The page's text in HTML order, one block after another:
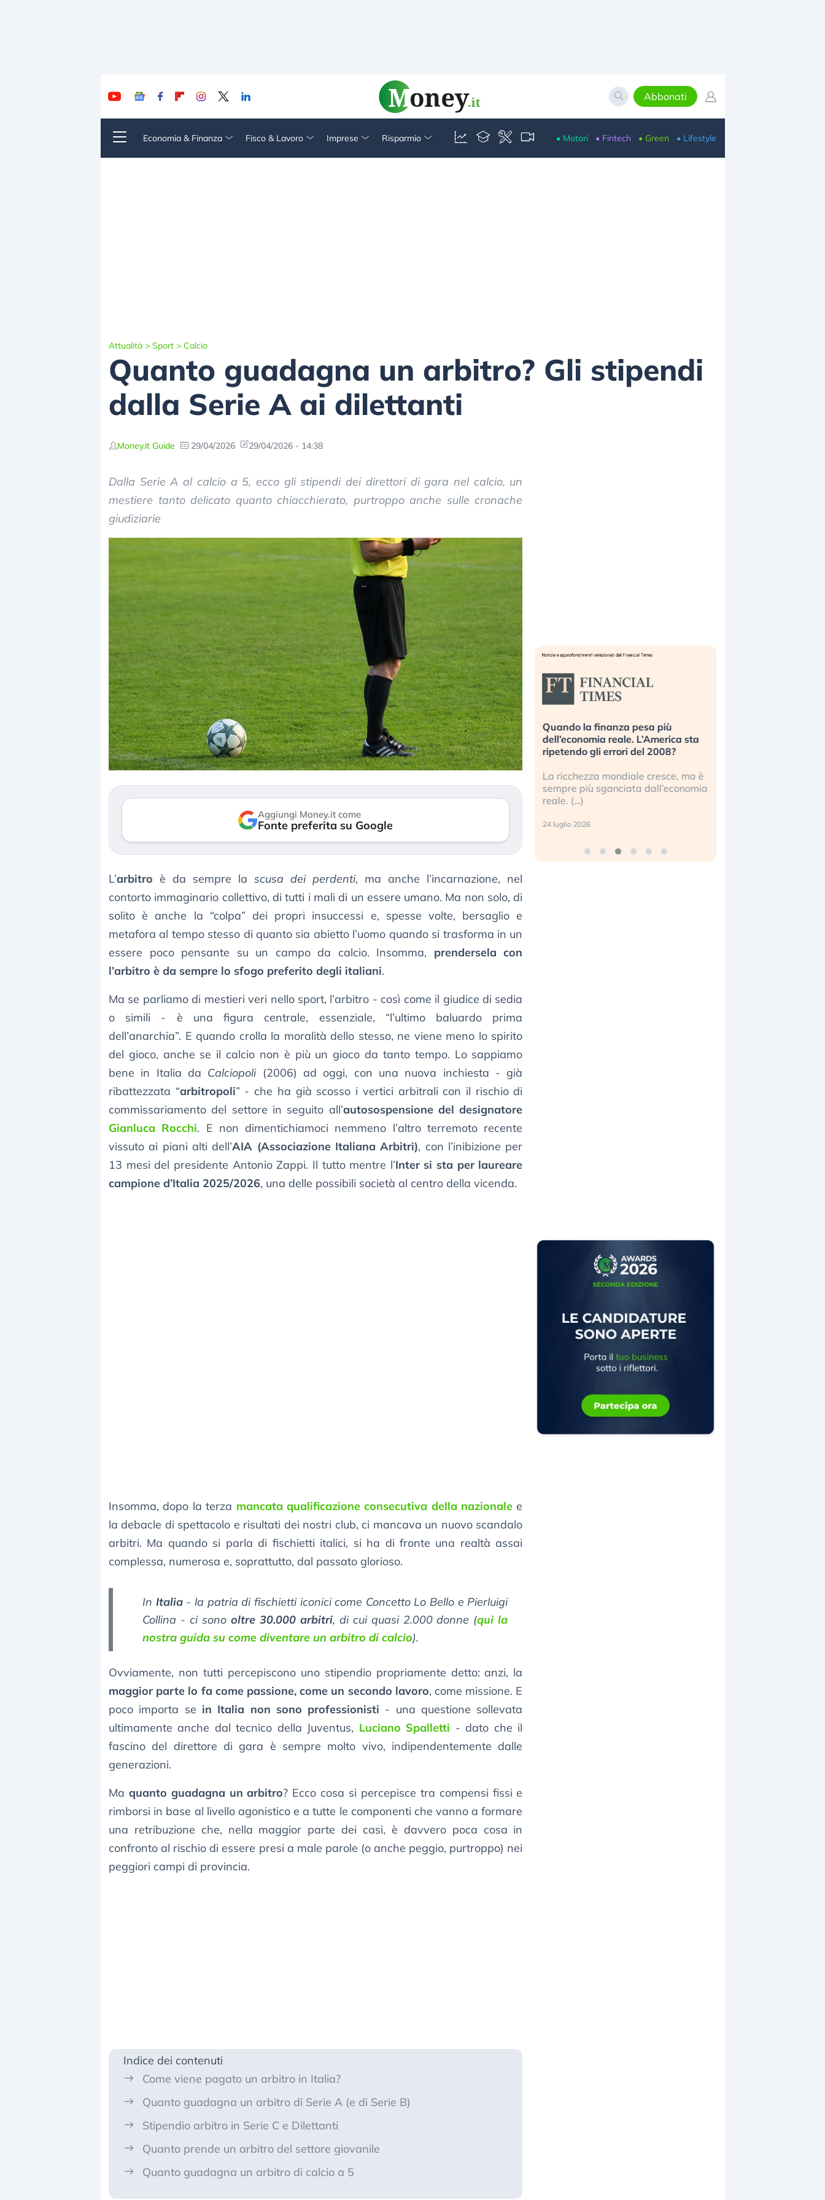
Abbonati
Economia & Finanza Fisco & Lavoro Imprese Risparmio • Motori • Fintech • Green • Lifestyle
Attualità > Sport > Calcio
Quanto guadagna un arbitro? Gli stipendi
dalla Serie A ai dilettanti
Money.it Guide 29/04/2026 29/04/2026 - 14:38
Dalla Serie A al calcio a 5, ecco gli stipendi dei direttori di gara nel calcio, un
mestiere tanto delicato quanto chiacchierato, purtroppo anche sulle cronache
giudiziarie
Aggiungi Money.it come
Fonte preferita su Google
L’arbitro è da sempre lascusa dei perdenti, ma anche l’incarnazione, nel
contorto immaginario collettivo, di tutti i mali di un essere umano. Ma non solo, di
solito è anche la “colpa” dei propri insuccessi e, spesse volte, bersaglio e
metafora al tempo stesso di quanto sia abietto l’uomo quando si trasforma in un
essere poco pensante su un campo da calcio. Insomma, prendersela con
l’arbitro è da sempre lo sfogo preferito degli italiani.
Ma se parliamo di mestieri veri nello sport, l’arbitro - così come il giudice di sedia
o simili - è una figura centrale, essenziale, “l’ultimo baluardo prima
dell’anarchia”. E quando crolla la moralità dello stesso, ne viene meno lo spirito
del gioco, anche se il calcio non è più un gioco da tanto tempo. Lo sappiamo
bene in Italia da Calciopoli(2006) ad oggi, con una nuova inchiesta - già
ribattezzata “arbitropoli” - che ha già scosso i vertici arbitrali con il rischio di
commissariamento del settore in seguito all’autosospensione del designatore
Gianluca Rocchi. E non dimentichiamoci nemmeno l’altro terremoto recente
vissuto ai piani alti dell’AIA (Associazione Italiana Arbitri), con l’inibizione per
13 mesi del presidente Antonio Zappi. Il tutto mentre l’Inter si sta per laureare
campione d’Italia 2025/2026, una delle possibili società al centro della vicenda.
Insomma, dopo la terza mancata qualificazione consecutiva della nazionale e
la debacle di spettacolo e risultati dei nostri club, ci mancava un nuovo scandalo
arbitri. Ma quando si parla di fischietti italici, si ha di fronte una realtà assai
complessa, numerosa e, soprattutto, dal passato glorioso.
In Italia- la patria di fischietti iconici come Concetto Lo Bello e Pierluigi
Collina - ci sono oltre 30.000 arbitri, di cui quasi 2.000 donne (qui la
nostra guida su come diventare un arbitro di calcio).
Ovviamente, non tutti percepiscono uno stipendio propriamente detto: anzi, la
maggior parte lo fa come passione, come un secondo lavoro, come missione. E
poco importa se in Italia non sono professionisti - una questione sollevata
ultimamente anche dal tecnico della Juventus, Luciano Spalletti - dato che il
fascino del direttore di gara è sempre molto vivo, indipendentemente dalle
generazioni.
Ma quanto guadagna un arbitro? Ecco cosa si percepisce tra compensi fissi e
rimborsi in base al livello agonistico e a tutte le componenti che vanno a formare
una retribuzione che, nella maggior parte dei casi, è davvero poca cosa in
confronto al rischio di essere presi a male parole (o anche peggio, purtroppo) nei
peggiori campi di provincia.
Indice dei contenuti
Come viene pagato un arbitro in Italia?
Quanto guadagna un arbitro di Serie A (e di Serie B)
Stipendio arbitro in Serie C e Dilettanti
Quanto prende un arbitro del settore giovanile
Quanto guadagna un arbitro di calcio a 5
Dalle valutazioni estreme alla
correzione. Cosa sta guidando il
repricing degli asset?
mostrando segni di stanchezza
verso le (…)
«La mia vita è rovinata». Investitori
in preda al panico dopo lo scoppio
della bolla AI
Kospi, mentre gli investitori retail (…)
30 luglio 2026
Quando la finanza pesa più
dell’economia reale. L’America sta
ripetendo gli errori del 2008?
La ricchezza mondiale cresce, ma è
sempre più sganciata dall’economia
reale. (…)
24 luglio 2026